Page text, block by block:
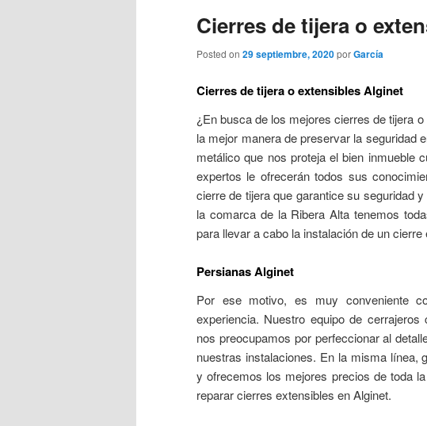
Cierres de tijera o
Posted on 29 septiembre, 2020porGarcía
Cierres de tijera o extensibles Alginet
¿En busca de los mejores cierres de tijera
la mejor manera de preservar la seguridad
metálico que nos proteja el bien inmueble
expertos le ofrecerán todos sus
cierre de tijera que garantice su seguridad
la comarca de la Ribera Alta tenemos
para llevar a cabo la instalación de un
Persianas Alginet
Por ese motivo, es muy conveniente
experiencia. Nuestro equipo de
nos preocupamos por perfeccionar al
nuestras instalaciones. En la misma línea,
y ofrecemos los mejores precios de toda
reparar cierres extensibles en Alginet.